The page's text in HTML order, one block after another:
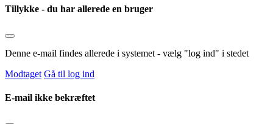
Tillykke - du har allerede en bruger
Denne e-mail findes allerede i systemet - vælg "log ind" i stedet
Modtaget Gå til log ind
E-mail ikke bekræftet